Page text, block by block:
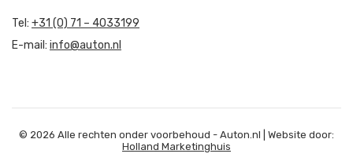
Tel: +31 (0) 71 – 4033199
E-mail: info@auton.nl
© 2026 Alle rechten onder voorbehoud - Auton.nl | Website door:
Holland Marketinghuis